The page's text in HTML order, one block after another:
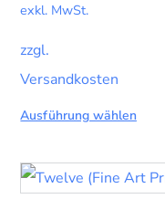
exkl. MwSt.
zzgl.
Versandkosten
Ausführung wählen